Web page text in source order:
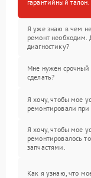
гарантийный талон.
Я уже знаю в чем
ремонт необходим.
диагностику?
Мне нужен
сделать?
Я хочу, чтобы мое
ремонтировали при
Я хочу, чтобы мое
ремонтировалось
запчастями.
Как я узнаю, что